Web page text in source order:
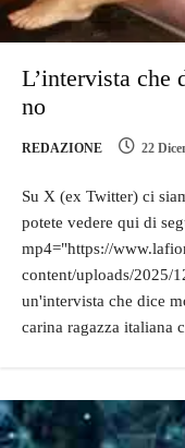
L’intervista che
no
REDAZIONE 22
Su X (ex Twitter) ci
potete vedere qui di
mp4="https://
content/uploads/2025/
un'intervista che dice
carina ragazza italiana